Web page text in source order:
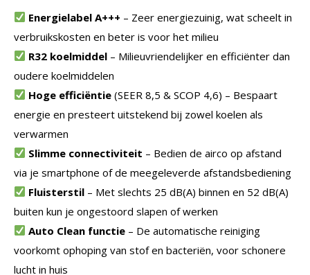
Energielabel A+++ – Zeer energiezuinig, wat scheelt in
verbruikskosten en beter is voor het milieu
R32 koelmiddel – Milieuvriendelijker en efficiënter dan
oudere koelmiddelen
Hoge efficiëntie (SEER 8,5 & SCOP 4,6) – Bespaart
energie en presteert uitstekend bij zowel koelen als
verwarmen
Slimme connectiviteit – Bedien de airco op afstand
via je smartphone of de meegeleverde afstandsbediening
Fluisterstil – Met slechts 25 dB(A) binnen en 52 dB(A)
buiten kun je ongestoord slapen of werken
Auto Clean functie – De automatische reiniging
voorkomt ophoping van stof en bacteriën, voor schonere
lucht in huis